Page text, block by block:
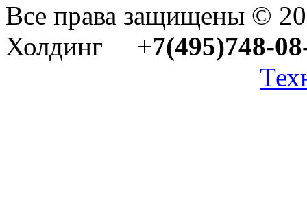
Все права защищены ©
Холдинг +7(495)748-